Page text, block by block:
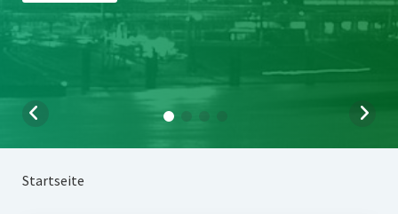
Startseite